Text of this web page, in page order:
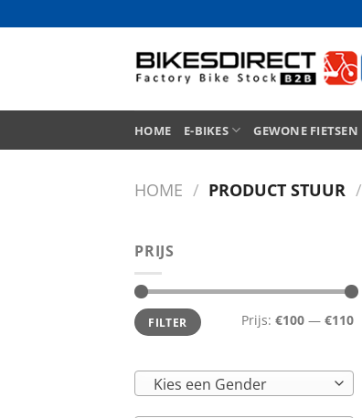
naar
HOME E-BIKES GEWONE FIETSEN
HOME / PRODUCT STUUR /
PRIJS
Min.
prijs
Max.
prijsFILTER Prijs: €100 — €110
Kies een Gender